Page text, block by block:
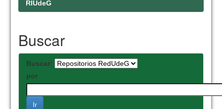
RIUdeG
Buscar
Buscar:
por